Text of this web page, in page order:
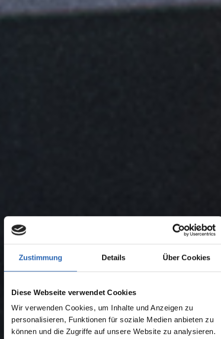
Zustimmung Details Über Cookies
Diese Webseite verwendet Cookies
Wir verwenden Cookies, um Inhalte und Anzeigen zu
personalisieren, Funktionen für soziale Medien anbieten zu
können und die Zugriffe auf unsere Website zu analysieren.